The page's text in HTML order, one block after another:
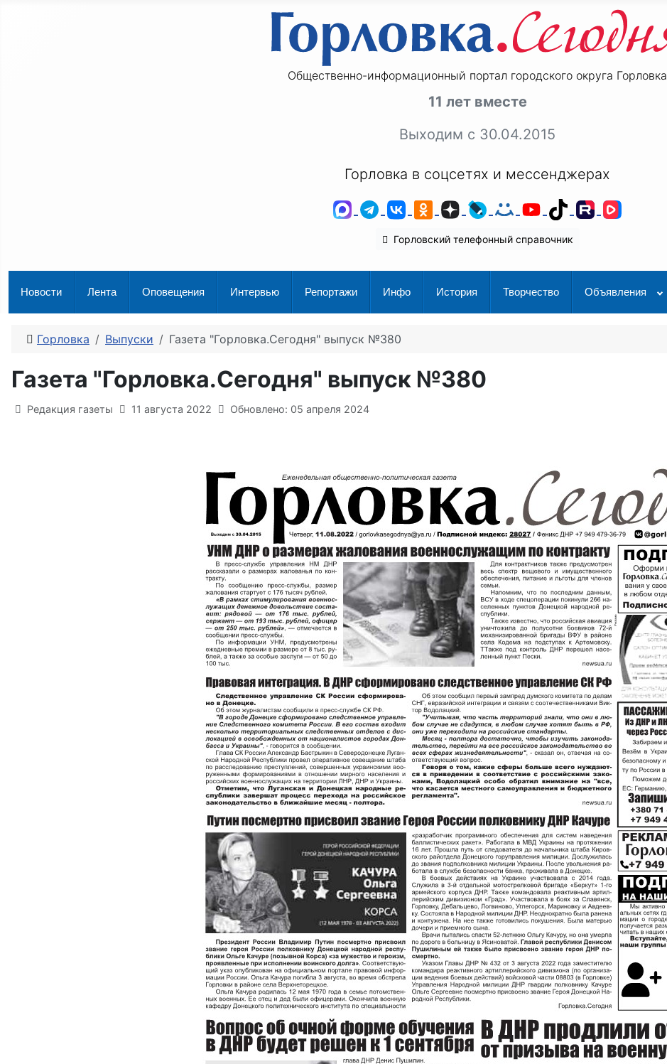
Общественно-информационный портал городского округа Горловка
11 лет вместе
Выходим с 30.04.2015
Горловка в соцсетях и мессенджерах
MAXTelegram
ВКонтакте
Одноклассники
ДзенLiveJournal
Мой Мир
YouTube
TikTokRutube
Горловский телефонный справочник
Новости Лента Оповещения Интервью Репортажи Инфо История Творчество Объявления
Горловка Выпуски Газета "Горловка.Сегодня" выпуск №380
Газета "Горловка.Сегодня" выпуск №380
Информация о материале
Редакция газеты 11 августа 2022 Обновлено: 05 апреля 2024